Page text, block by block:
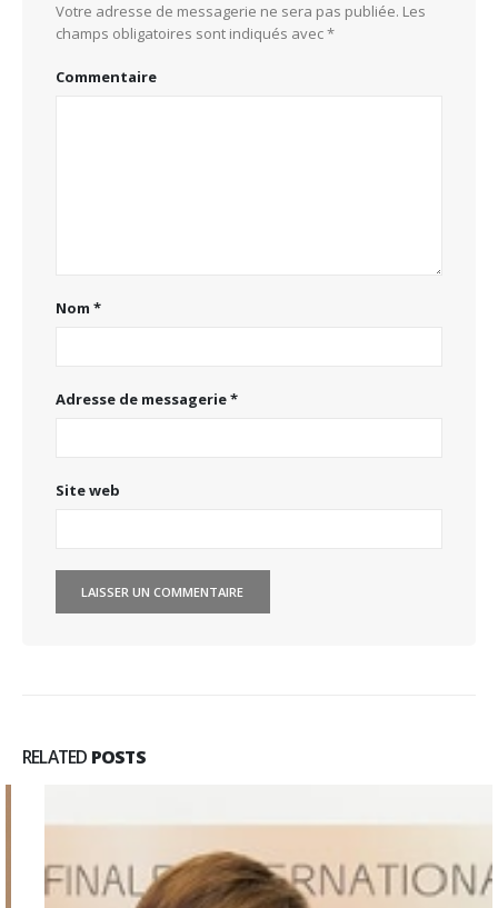
Votre adresse de messagerie ne sera pas publiée. Les
champs obligatoires sont indiqués avec*
Commentaire
Nom *
Adresse de messagerie*
Site web
RELATED POSTS